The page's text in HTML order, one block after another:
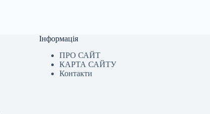
Інформація
ПРО САЙТ
КАРТА САЙТУ
Контакти